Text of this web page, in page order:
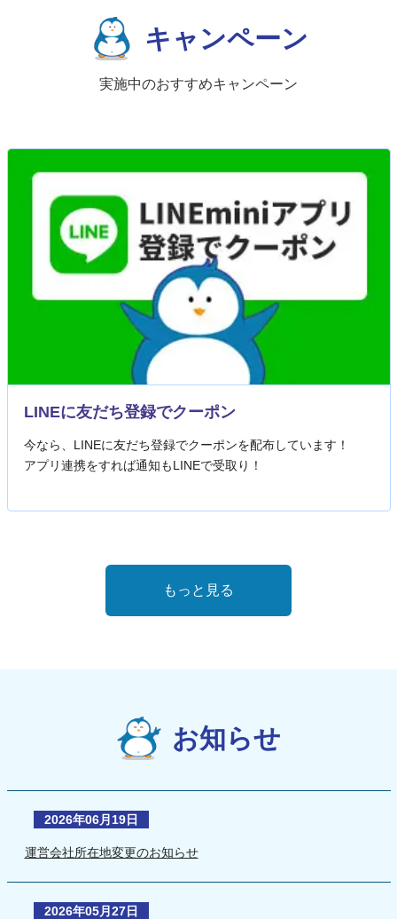
キャンペーン
実施中のおすすめキャンペーン
LINEに友だち登録でクーポン
今なら、LINEに友だち登録でクーポンを配布しています！
アプリ連携をすれば通知もLINEで受取り！
もっと見る
お知らせ
2026年06月19日
運営会社所在地変更のお知らせ
2026年05月27日